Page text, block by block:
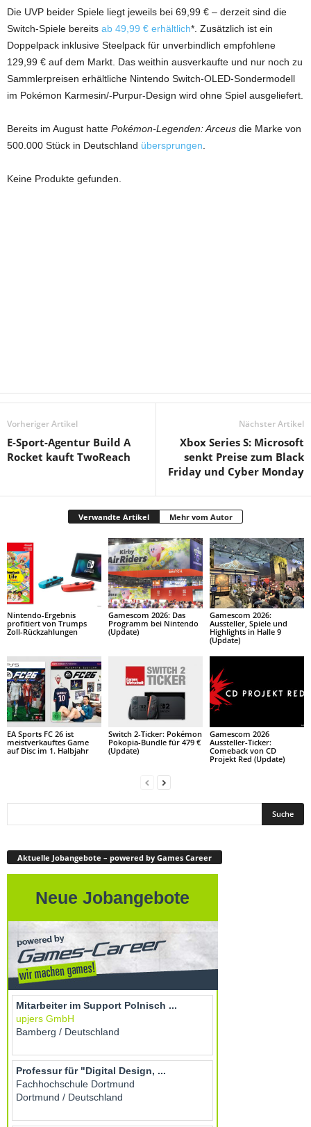
Die UVP beider Spiele liegt jeweils bei 69,99 € – derzeit sind die
Switch-Spiele bereits ab 49,99 € erhältlich*. Zusätzlich ist ein
Doppelpack inklusive Steelpack für unverbindlich empfohlene
129,99 € auf dem Markt. Das weithin ausverkaufte und nur noch zu
Sammlerpreisen erhältliche Nintendo Switch-OLED-Sondermodell
im Pokémon Karmesin/-Purpur-Design wird ohne Spiel ausgeliefert.
Bereits im August hatte Pokémon-Legenden: Arceus die Marke von
500.000 Stück in Deutschland übersprungen
Keine Produkte gefunden.
Vorheriger Artikel
E-Sport-Agentur Build A
Rocket kauft TwoReach
Nächster Artikel
Xbox Series S: Microsoft
senkt Preise zum Black
Friday und Cyber Monday
Verwandte Artikel Mehr vom Autor
Nintendo-Ergebnis
profitiert von Trumps
Zoll-Rückzahlungen
Gamescom 2026: Das
Programm bei Nintendo
(Update)
Gamescom 2026:
Aussteller, Spiele und
Highlights in Halle 9
(Update)
EA Sports FC 26 ist
meistverkauftes Game
auf Disc im 1. Halbjahr
Switch 2-Ticker: Pokémon
Pokopia-Bundle für 479 €
(Update)
Gamescom 2026
Aussteller-Ticker:
Comeback von CD
Projekt Red (Update)
Aktuelle Jobangebote – powered by Games Career